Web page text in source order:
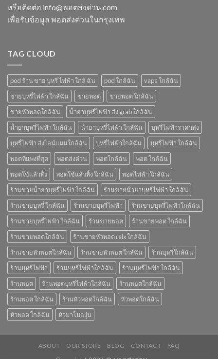
ราคา
โบ
มี
หรือติดต่อ info@พอตส่งด่วน.com
เพื่อรับข้อมูล พอตส่งด่วนในกรุงเทพ
TAG CLOUD
pod ร้าน ขาย บุหรี่ ไฟฟ้า ใกล้ ฉัน pod ใกล้ฉัน
vape ใกล้ฉัน
ขายบุหรี่ไฟฟ้า ใกล้ฉัน
ขายพอต
ขายพอต ใกล้ฉัน
ขายหัวพอตใกล้ฉัน
น้ำยาบุหรี่ไฟฟ้า ส่ง grab ใกล้ฉัน
น้ำยาบุหรี่ไฟฟ้า ใกล้ฉัน
น้ํายาบุหรี่ไฟฟ้า ใกล้ฉัน
บุหรี่ไฟฟ้าราคาส่ง
บุหรี่ไฟฟ้า ส่งไลน์แมนใกล้ฉัน
บุหรี่ไฟฟ้าใกล้ฉัน
บุหรี่ไฟฟ้า ใกล้ฉัน
พอตที่แพงที่สุด
พอตส่งด่วน พอตใกล้ฉัน
พอต ใกล้ฉัน
พอตใช้แล้วทิ้ง
พอตใช้แล้วทิ้ง ใกล้ฉัน
พอตไฟฟ้า ใกล้ฉัน
ร้านขายน้ำยาบุหรี่ไฟฟ้า ใกล้ฉัน
ร้านขายน้ํายาบุหรี่ไฟฟ้า ใกล้ฉัน
ร้านขายบุหรี่ ใกล้ฉัน
ร้านขายบุหรี่ไฟฟ้า
ร้านขายบุหรี่ไฟฟ้าใกล้ฉัน
ร้านขายบุหรี่ไฟฟ้า ใกล้ฉัน
ร้านขายพอต
ร้านขายพอต ใกล้ฉัน
ร้านขายพอตใกล้ฉัน
ร้านขายหัวพอต relx ใกล้ฉัน
ร้านขายหัวพอตใกล้ฉัน
ร้านขายหัวพอต ใกล้ฉัน
ร้านบุหรี่ใกล้ฉัน
ร้านบุหรี่ไฟฟ้า
ร้านบุหรี่ไฟฟ้าใกล้ฉัน
ร้านบุหรี่ไฟฟ้า ใกล้ฉัน
ร้านพอต
ร้านพอตบุหรี่ไฟฟ้าใกล้ฉัน
ร้านพอตใกล้ฉัน
ร้านพอต ใกล้ฉัน
ร้านหัวพอตใกล้ฉัน
หัวพอตใกล้ฉัน
หัวพอต ใกล้ฉัน
หัวมาโบองุ่น
ABOUT OUR STORE BLOG CONTACT FAQ